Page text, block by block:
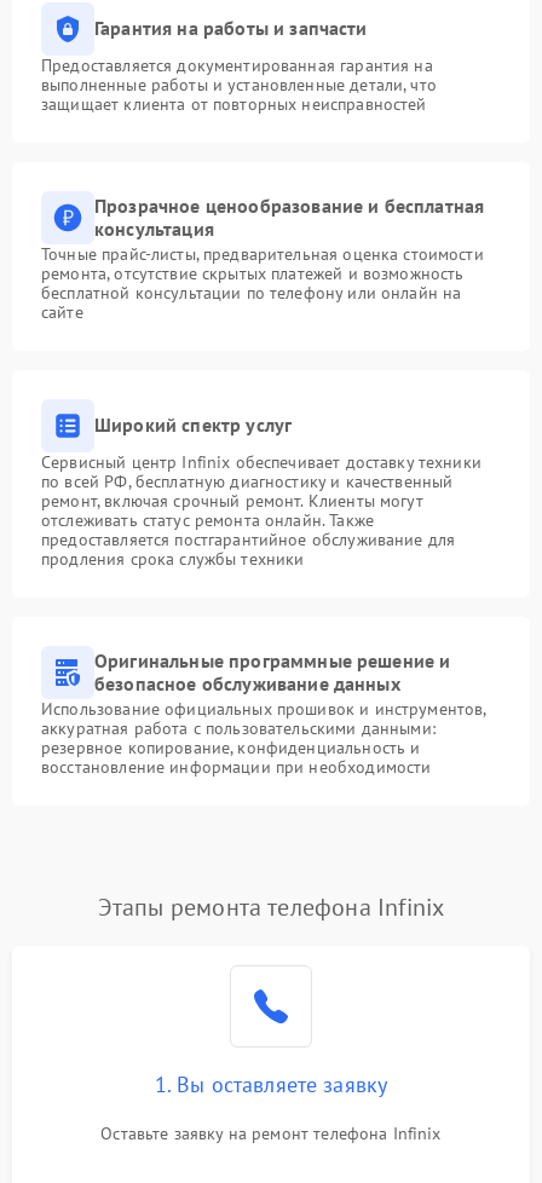
Гарантия на работы и запчасти
Предоставляется документированная гарантия на
выполненные работы и установленные детали, что
защищает клиента от повторных неисправностей
Прозрачное ценообразование и бесплатная
консультация
Точные прайс-листы, предварительная оценка стоимости
ремонта, отсутствие скрытых платежей и возможность
бесплатной консультации по телефону или онлайн на
сайте
Широкий спектр услуг
Сервисный центр Infinix обеспечивает доставку техники
по всей РФ, бесплатную диагностику и качественный
ремонт, включая срочный ремонт. Клиенты могут
отслеживать статус ремонта онлайн. Также
предоставляется постгарантийное обслуживание для
продления срока службы техники
Оригинальные программные решение и
безопасное обслуживание данных
Использование официальных прошивок и инструментов,
аккуратная работа с пользовательскими данными:
резервное копирование, конфиденциальность и
восстановление информации при необходимости
Этапы ремонта телефона Infinix
1. Вы оставляете заявку
Оставьте заявку на ремонт телефона Infinix